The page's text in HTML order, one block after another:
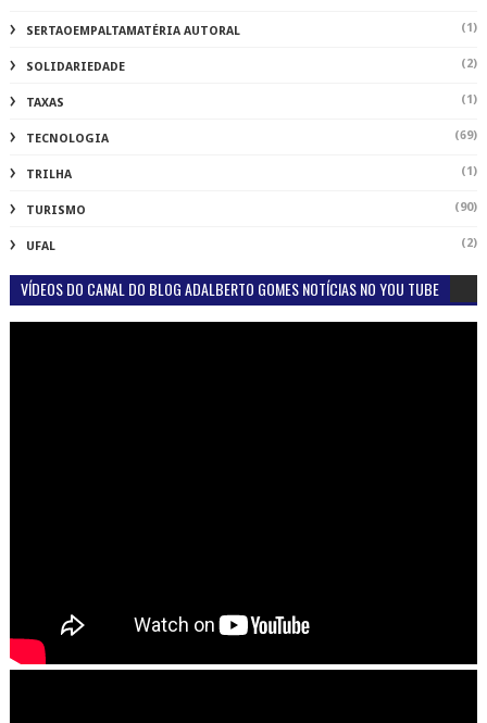
SERTAOEMPALTAMATÉRIA AUTORAL (1)
SOLIDARIEDADE (2)
TAXAS (1)
TECNOLOGIA (69)
TRILHA (1)
TURISMO (90)
UFAL (2)
VÍDEOS DO CANAL DO BLOG ADALBERTO GOMES NOTÍCIAS NO YOU TUBE